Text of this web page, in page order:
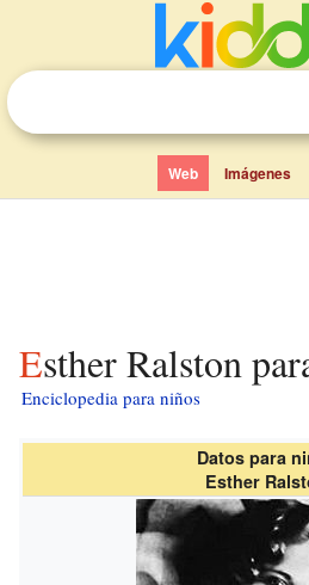
Web Imágenes
Esther Ralston
Enciclopedia para niños
Datos para
Esther